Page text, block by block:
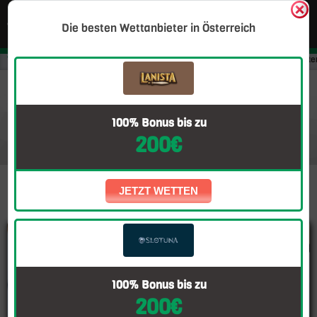
Wettanbieter Österreich Blog Wett Tipps Olympia 2021
Österreich und Deutschland bei Olympia 2021:
Rückblick aufs Wochenende
Die besten Wettanbieter in Österreich
100% Bonus bis zu
200€
JETZT WETTEN
100% Bonus bis zu
200€